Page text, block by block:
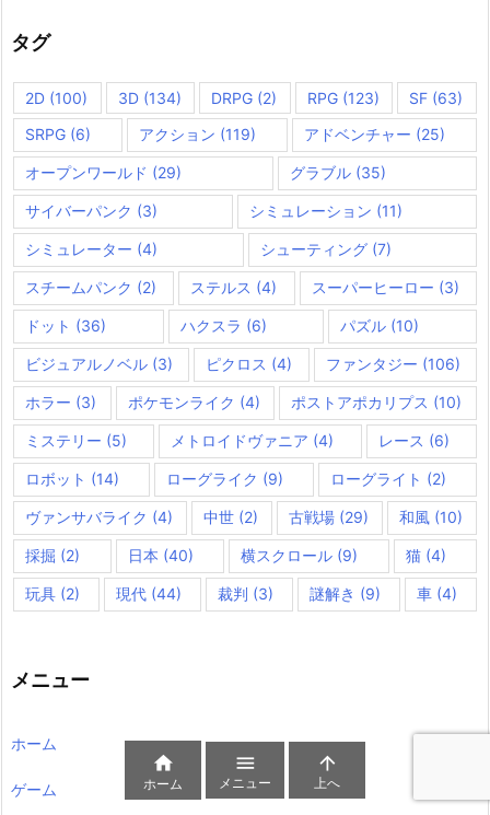
タグ
2D (100) 3D(134) DRPG (2) RPG(123) SF (63)
SRPG (6) アクション (119) アドベンチャー (25)
オープンワールド (29) グラブル(35)
サイバーパンク (3) シミュレーション (11)
シミュレーター (4) シューティング(7)
スチームパンク (2) ステルス (4) スーパーヒーロー (3)
ドット (36) ハクスラ (6) パズル (10)
ビジュアルノベル (3) ピクロス (4) ファンタジー (106)
ホラー (3) ポケモンライク (4) ポストアポカリプス (10)
ミステリー (5) メトロイドヴァニア (4) レース (6)
ロボット (14) ローグライク (9) ローグライト (2)
ヴァンサバライク (4) 中世 (2) 古戦場 (29) 和風 (10)
採掘 (2) 日本 (40) 横スクロール (9) 猫(4)
玩具 (2) 現代 (44) 裁判 (3) 謎解き (9) 車 (4)
メニュー
ホーム
ゲーム

ホーム

メニュー

上へ